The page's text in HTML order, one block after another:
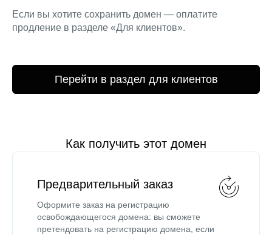
Если вы хотите сохранить домен — оплатите
продление в разделе «Для клиентов».
Перейти в раздел для клиентов
Как получить этот домен
Предварительный заказ
Оформите заказ на регистрацию
освобождающегося домена: вы сможете
претендовать на регистрацию домена, если